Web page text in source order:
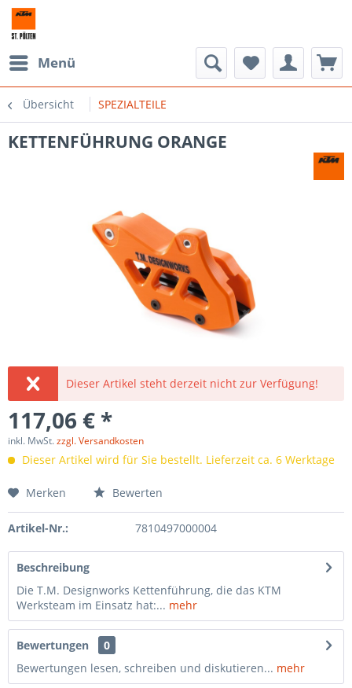
Menü
Übersicht SPEZIALTEILE
KETTENFÜHRUNG ORANGE
Dieser Artikel steht derzeit nicht zur Verfügung!
117,06 € *
inkl. MwSt.zzgl. Versandkosten
Dieser Artikel wird für Sie bestellt. Lieferzeit ca. 6 Werktage
Merken Bewerten
Artikel-Nr.: 7810497000004
Beschreibung
Die T.M. Designworks Kettenführung, die das KTM
Werksteam im Einsatz hat:... mehr
Bewertungen
0
Bewertungen lesen, schreiben und diskutieren... mehr